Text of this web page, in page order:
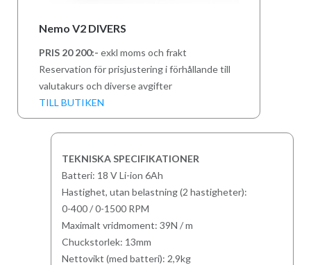
Nemo V2 DIVERS
PRIS 20 200:- exkl moms och frakt
Reservation för prisjustering i förhållande till
valutakurs och diverse avgifter
TILL BUTIKEN
TEKNISKA SPECIFIKATIONER
Batteri: 18 V Li-ion 6Ah
Hastighet, utan belastning (2 hastigheter):
0-400 / 0-1500 RPM
Maximalt vridmoment: 39N / m
Chuckstorlek: 13mm
Nettovikt (med batteri): 2,9kg